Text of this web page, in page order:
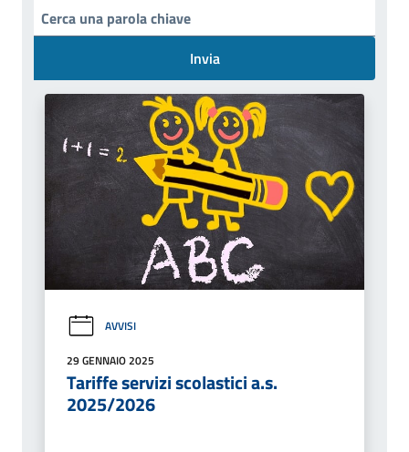
Invia
AVVISI
29 GENNAIO 2025
Tariffe servizi scolastici a.s.
2025/2026